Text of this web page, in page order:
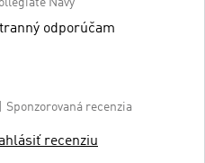
Navy
odporúčam
Sponzorovaná recenzia
recenziu